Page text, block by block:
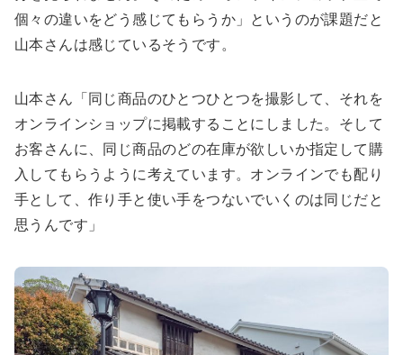
個々の違いをどう感じてもらうか」というのが課題だと
山本さんは感じているそうです。
山本さん「同じ商品のひとつひとつを撮影して、それを
オンラインショップに掲載することにしました。そして
お客さんに、同じ商品のどの在庫が欲しいか指定して購
入してもらうように考えています。オンラインでも配り
手として、作り手と使い手をつないでいくのは同じだと
思うんです」